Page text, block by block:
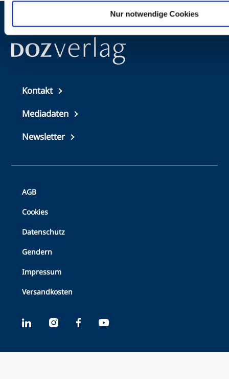
Nur notwendige Cookies
Top
footer
Kontakt
Mediadaten
Newsletter
Bottom
Footer
AGB
Cookies
Datenschutz
Gendern
Impressum
Versandkosten